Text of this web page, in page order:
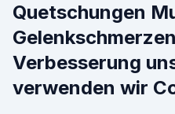
Quetschungen
Verbesserung
verwenden wir